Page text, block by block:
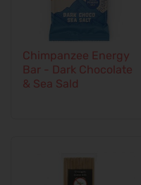
Chimpanzee Energy
Bar - Dark Chocolate
& Sea Sald